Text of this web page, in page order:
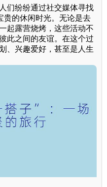
们纷纷通过社交媒体寻找
贵的休闲时光。无论是去
起露营烧烤，这些活动不
此之间的友谊。在这个过
、兴趣爱好，甚至是人生